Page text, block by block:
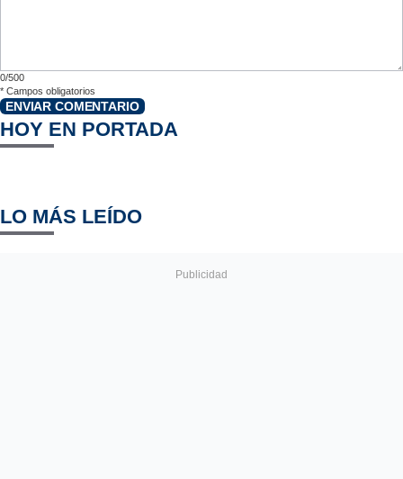
0/500
* Campos obligatorios
ENVIAR COMENTARIO
HOY EN PORTADA
LO MÁS LEÍDO